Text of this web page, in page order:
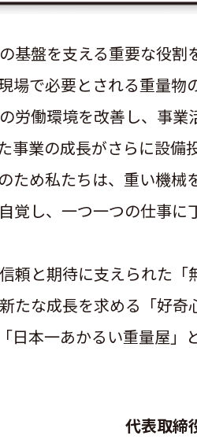
基盤を支える重要な役割
場で必要とされる重量物
労働環境を改善し、事業
事業の成長がさらに設備
ため私たちは、重い機械
覚し、一つ一つの仕事に
頼と期待に支えられた「
たな成長を求める「好奇
日本一あかるい重量屋」
代表取締